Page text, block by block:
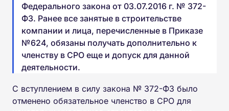
Федерального закона от 03.07.2016 г. № 372-
ФЗ. Ранее все занятые в строительстве
компании и лица, перечисленные в Приказе
№624, обязаны получать дополнительно к
членству в СРО еще и допуск для данной
деятельности.
С вступлением в силу закона № 372-ФЗ было
отменено обязательное членство в СРО для